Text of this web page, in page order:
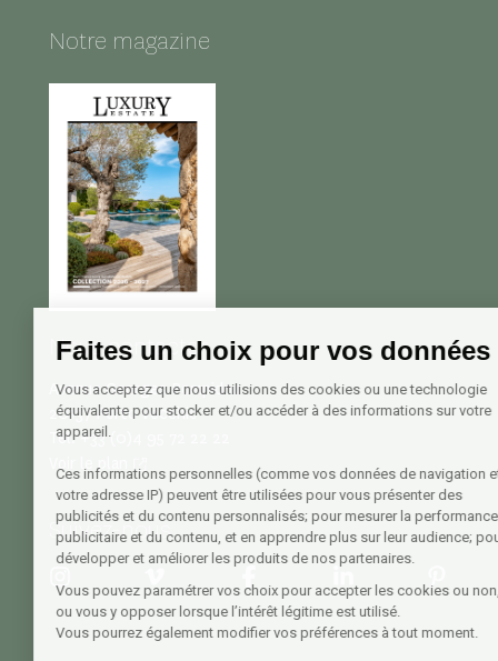
Notre magazine
Nous contacter
Avenue Georges Pompidou
20137 Porto Vecchio
Tél. +33 (0)4 95 72 22 22
Voir le plan
Suivez-nous
Faites un choix pour vos données
Vous acceptez que nous utilisions des cookies ou une technologie
équivalente pour stocker et/ou accéder à des informations sur votre
appareil.
Ces informations personnelles (comme vos données de navigation et
votre adresse IP) peuvent être utilisées pour vous présenter des
publicités et du contenu personnalisés; pour mesurer la performance
publicitaire et du contenu, et en apprendre plus sur leur audience; pour
développer et améliorer les produits de nos partenaires.
Vous pouvez paramétrer vos choix pour accepter les cookies ou non,
ou vous y opposer lorsque l’intérêt légitime est utilisé.
Vous pourrez également modifier vos préférences à tout moment.